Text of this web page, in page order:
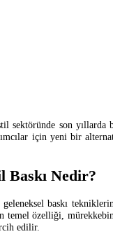
sektöründe son
için yeni bir
Baskı Nedir?
baskı
özelliği,
edilir.